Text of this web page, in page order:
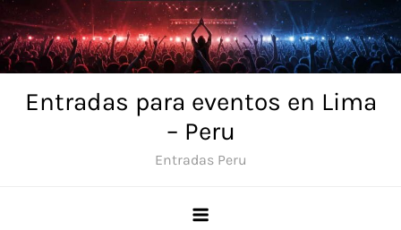
Skip
to
content
Entradas para eventos en Lima
– Peru
Entradas Peru